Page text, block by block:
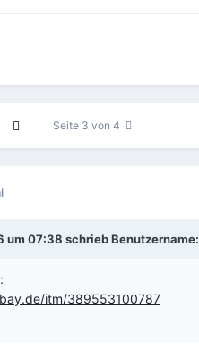
Seite 3 von 4
um 07:38 schriebBenutzername:
itm/389553100787